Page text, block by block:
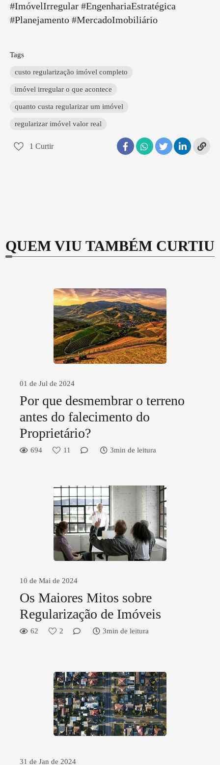
#ImóvelIrregular #EngenhariaEstratégica
#Planejamento #MercadoImobiliário
Tags
custo regularização imóvel completo
imóvel irregular o que acontece
quanto custa regularizar um imóvel
regularizar imóvel valor real
1 Curtir
QUEM VIU TAMBÉM CURTIU
01 de Jul de 2024
Por que desmembrar o terreno
antes do falecimento do
Proprietário?
694 11 3min de leitura
10 de Mai de 2024
Os Maiores Mitos sobre
Regularização de Imóveis
62 2 3min de leitura
31 de Jan de 2024